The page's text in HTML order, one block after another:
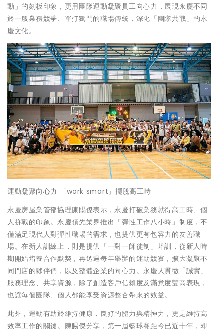
動」的刻板印象，更用團隊運動凝聚員工向心力，展現永慶不同
於一般業務競爭、單打獨鬥的職場傳統，深化「團隊共戰」的永
慶文化。
運動凝聚向心力 「work smart」擺脫高工時
永慶房屋業管部協理陳賜傑表示，永慶打破業務就得高工時、個
人拚戰的印象。永慶領先業界推出「彈性工作八小時」制度，不
僅滿足現代人對彈性職場的需求，也提供更有包容力的友善職
場。在新人訓練上，則是提供「一對一師徒制」培訓，從新人時
期開始培養合作默契，再透過每年舉辦的運動競賽，擴大凝聚不
同門店的夥伴們，以及整體企業的向心力。永慶人貫徹「誠實」
服務理念、共享資源，除了創造客戶信賴度及滿意度雙高表現，
也讓每個團隊、個人都能享受資源整合帶來的效益。
此外，運動有助於維持健康，良好的體力與精神力，更是維持高
效率工作的關鍵。陳賜傑分享，第一屆籃球賽距今已近十年，即